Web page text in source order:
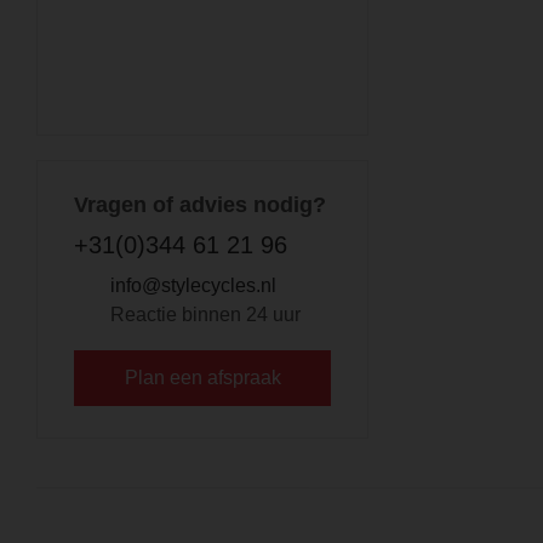
Vragen of advies nodig?
+31(0)344 61 21 96
info@stylecycles.nl
Reactie binnen 24 uur
Plan een afspraak